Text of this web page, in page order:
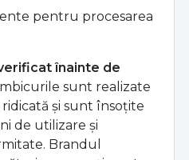
pentru procesarea
înainte de
sunt realizate
și sunt însoțite
de utilizare și
Brandul